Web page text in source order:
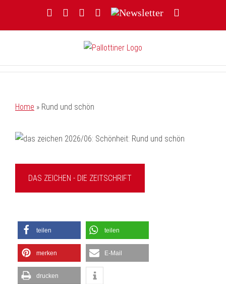
FacebookYouTubeInstagram
Threads
Newsletter
Home » Rund und schön
DAS ZEICHEN - DIE ZEITSCHRIFT
teilen teilen
merken E-Mail
drucken